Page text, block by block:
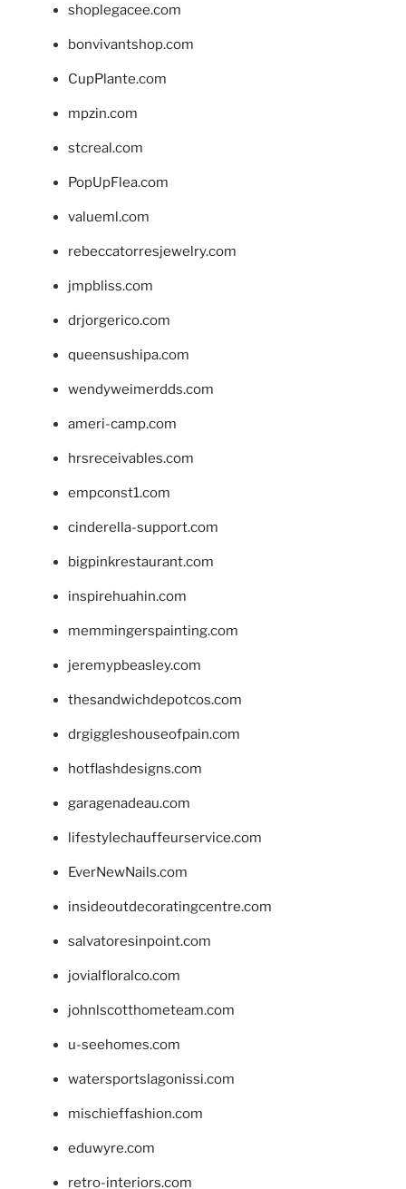
shoplegacee.com
bonvivantshop.com
CupPlante.com
mpzin.com
stcreal.com
PopUpFlea.com
valueml.com
rebeccatorresjewelry.com
jmpbliss.com
drjorgerico.com
queensushipa.com
wendyweimerdds.com
ameri-camp.com
hrsreceivables.com
empconst1.com
cinderella-support.com
bigpinkrestaurant.com
inspirehuahin.com
memmingerspainting.com
jeremypbeasley.com
thesandwichdepotcos.com
drgiggleshouseofpain.com
hotflashdesigns.com
garagenadeau.com
lifestylechauffeurservice.com
EverNewNails.com
insideoutdecoratingcentre.com
salvatoresinpoint.com
jovialfloralco.com
johnlscotthometeam.com
u-seehomes.com
watersportslagonissi.com
mischieffashion.com
eduwyre.com
retro-interiors.com